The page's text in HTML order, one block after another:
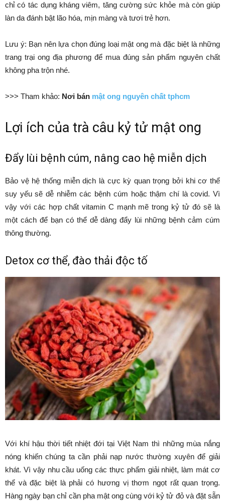
chỉ có tác dụng kháng viêm, tăng cường sức khỏe mà còn giúp
làn da đánh bật lão hóa, mịn màng và tươi trẻ hơn.
Lưu ý: Bạn nên lựa chọn đúng loại mật ong mà đặc biệt là những
trang trại ong địa phương để mua đúng sản phẩm nguyên chất
không pha trộn nhé.
>>> Tham khảo: Nơi bán mật ong nguyên chất tphcm
Lợi ích của trà câu kỷ tử mật ong
Đẩy lùi bệnh cúm, nâng cao hệ miễn dịch
Bảo vệ hệ thống miễn dịch là cực kỳ quan trọng bởi khi cơ thể
suy yếu sẽ dễ nhiễm các bệnh cúm hoặc thậm chí là covid. Vì
vậy với các hợp chất vitamin C mạnh mẽ trong kỷ tử đó sẽ là
một cách để bạn có thể dễ dàng đẩy lùi những bệnh cảm cúm
thông thường.
Detox cơ thể, đào thải độc tố
Với khí hậu thời tiết nhiệt đới tại Việt Nam thì những mùa nắng
nóng khiến chúng ta cần phải nạp nước thường xuyên để giải
khát. Vì vậy nhu cầu uống các thực phẩm giải nhiệt, làm mát cơ
thể và đặc biệt là phải có hương vị thơm ngọt rất quan trọng.
Hàng ngày bạn chỉ cần pha mật ong cùng với kỷ tử đỏ và đặt sẵn